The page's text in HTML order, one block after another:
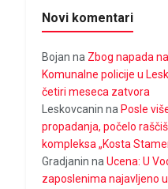
Novi komentari
Bojan na Zbog napada
Komunalne policije u
četiri meseca zatvora
Leskovcanin na Posle
propadanja, počelo
kompleksa „Kosta
Gradjanin naUcena: U
zaposlenima najavljeno